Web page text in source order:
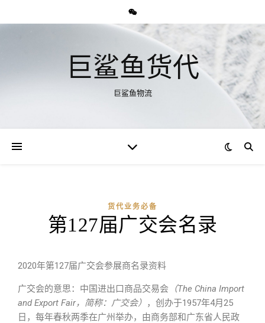
巨鲨鱼货代
巨鲨鱼物流
货代业务必备
第127届广交会名录
2020年第127届广交会参展商名录资料
广交会的意思：中国进出口商品交易会 （The China Import
and Export Fair，简称：广交会） ，创办于1957年4月25
日，每年春秋两季在广州举办，由商务部和广东省人民政